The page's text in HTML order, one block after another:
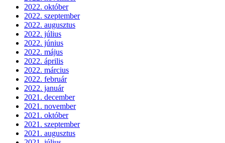
2022. október
2022. szeptember
2022. augusztus
2022. július
2022. június
2022. május
2022. április
2022. március
2022. február
2022. január
2021. december
2021. november
2021. október
2021. szeptember
2021. augusztus